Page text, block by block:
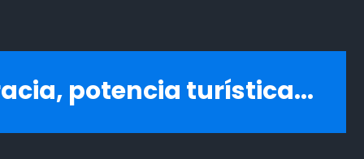
potencia turística...